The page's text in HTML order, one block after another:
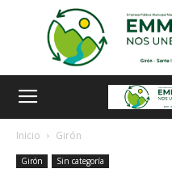
Inicio Girón
Girón Sin categoría